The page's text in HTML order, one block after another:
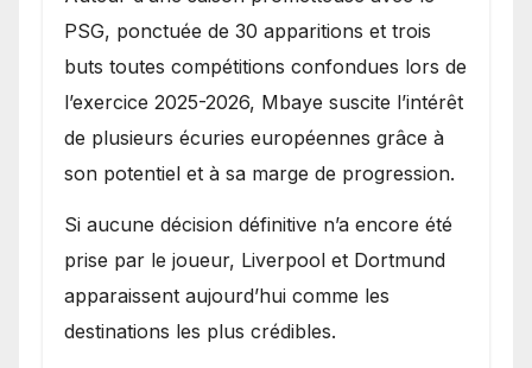
PSG, ponctuée de 30 apparitions et trois
buts toutes compétitions confondues lors de
l’exercice 2025-2026, Mbaye suscite l’intérêt
de plusieurs écuries européennes grâce à
son potentiel et à sa marge de progression.
Si aucune décision définitive n’a encore été
prise par le joueur, Liverpool et Dortmund
apparaissent aujourd’hui comme les
destinations les plus crédibles.